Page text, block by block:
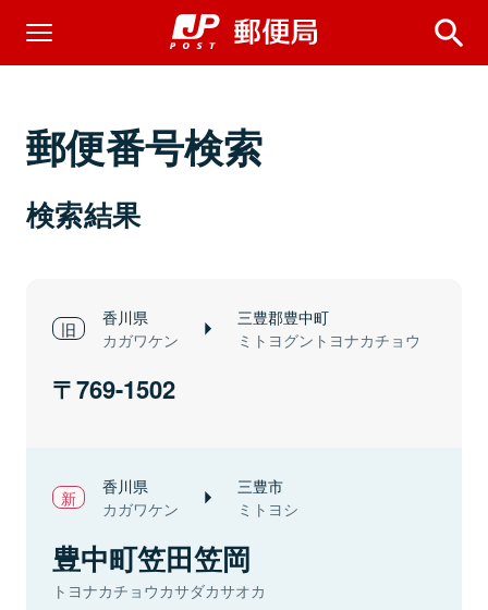
郵便番号検索
検索結果
香川県
カガワケン
三豊郡豊中町
ミトヨグントヨナカチョウ
769-1502
香川県
カガワケン
三豊市
ミトヨシ
豊中町笠田笠岡
トヨナカチョウカサダカサオカ